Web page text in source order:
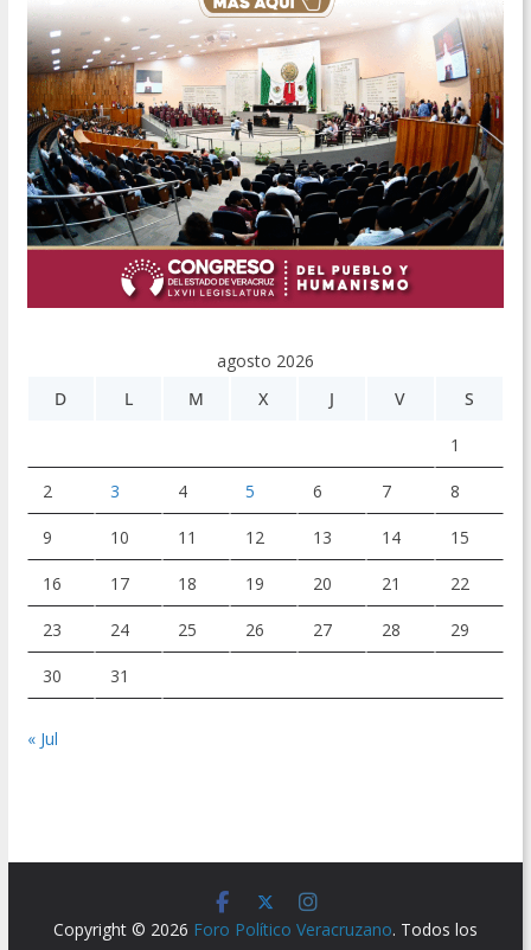
agosto 2026
D
L M X J V S
1
2 3 4 5 6 7 8
9 10 11 12 13 14 15
16 17 18 19 20 21 22
23 24 25 26 27 28 29
30 31
« Jul
Copyright © 2026 Foro Político Veracruzano. Todos los